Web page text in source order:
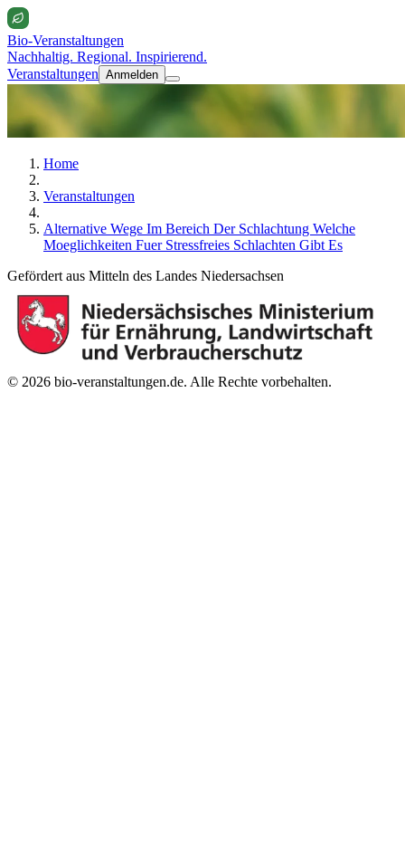
Bio-Veranstaltungen
Nachhaltig. Regional. Inspirierend.
Veranstaltungen Anmelden
Home
Veranstaltungen
Alternative Wege Im Bereich Der Schlachtung Welche
Moeglichkeiten Fuer Stressfreies Schlachten Gibt Es
Gefördert aus Mitteln des Landes Niedersachsen
© 2026 bio-veranstaltungen.de. Alle Rechte vorbehalten.